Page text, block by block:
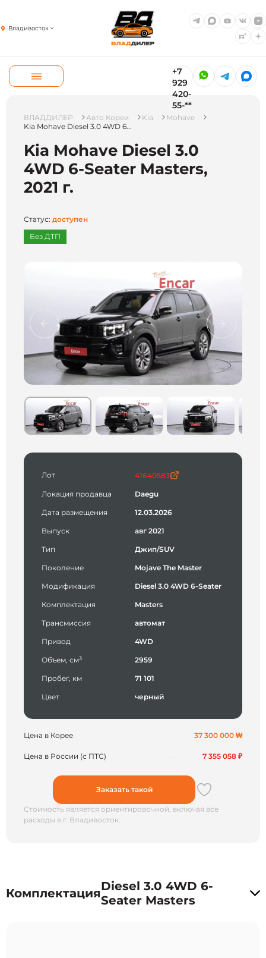
Владивосток
+7
929
420-
55-**
ВЛАДДИЛЕР Авто Кореи Kia
Mohave
Kia Mohave Diesel 3.0 4WD 6...
Kia Mohave Diesel 3.0
4WD 6-Seater Masters,
2021 г.
Статус: доступен
Без ДТП
Лот 41640583
Локация продавца Daegu
Дата размещения 12.03.2026
Выпуск авг 2021
Тип Джип/SUV
Поколение Mojave The Master
Модификация Diesel 3.0 4WD 6-Seater
Комплектация Masters
Трансмиссия автомат
Привод 4WD
Объем, см3 2959
Пробег, км 71 101
Цвет черный
Цена в Корее 37 300 000 ₩
Цена в России (с ПТС) 7 355 058 ₽
Стоимость является ориентировочной, включая все
расходы в г. Владивосток.
Заказать такой
КомплектацияDiesel 3.0 4WD 6-
Seater Masters